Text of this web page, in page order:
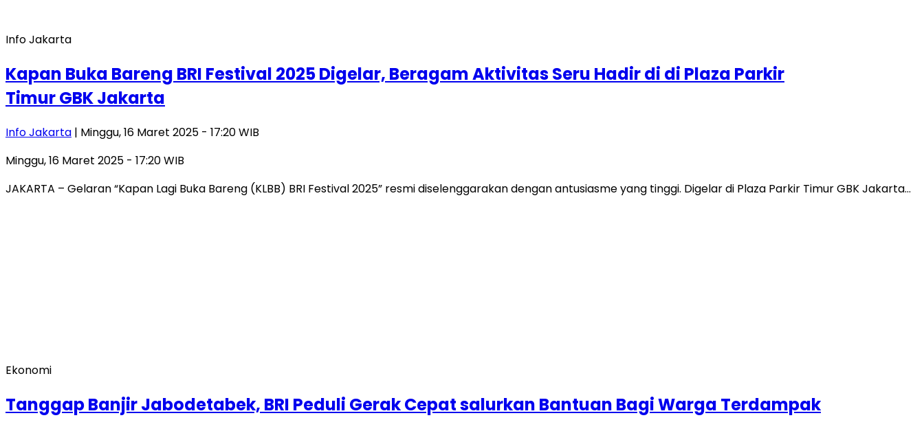
Info Jakarta
Kapan Buka Bareng BRI Festival 2025 Digelar, Beragam Aktivitas Seru Hadir di di Plaza Parkir
Timur GBK Jakarta
Info Jakarta | Minggu, 16 Maret 2025 - 17:20 WIB
Minggu, 16 Maret 2025 - 17:20 WIB
JAKARTA – Gelaran “Kapan Lagi Buka Bareng (KLBB) BRI Festival 2025” resmi diselenggarakan dengan antusiasme yang tinggi. Digelar di Plaza Parkir Timur GBK Jakarta…
Ekonomi
Tanggap Banjir Jabodetabek, BRI Peduli Gerak Cepat salurkan Bantuan Bagi Warga Terdampak